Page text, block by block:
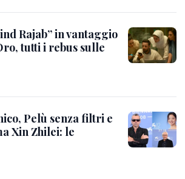
Rajab” in vantaggio
tutti i rebus sulle
Pelù senza filtri e
Xin Zhilei: le